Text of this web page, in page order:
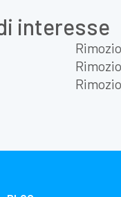
interesse